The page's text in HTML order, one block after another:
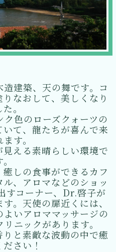
建築、天の舞です。コ
なおして、美しくなり
。
色のローズクォーツの
て、龍たちが喜んで来
す。
える素晴らしい環境で
しの食事ができるカフ
、アロマなどのショッ
すコーナー、Dr.啓子が
。天使の扉近くには、
いアロママッサージの
ニックがあります。
と素敵な波動の中で癒
さい！